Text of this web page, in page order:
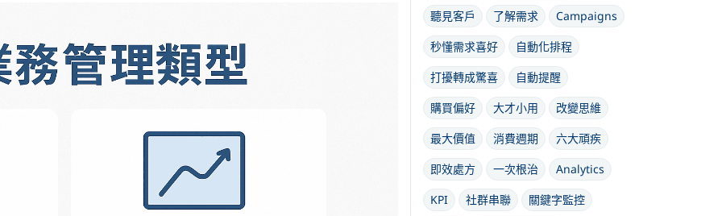
聽見客戶
了解需求
Campaigns
秒懂需求喜好
自動化排程
打擾轉成驚喜
自動提醒
購買偏好
大才小用
改變思維
最大價值
消費週期
六大頑疾
即效處方
一次根治
Analytics
KPI
社群串聯
關鍵字監控